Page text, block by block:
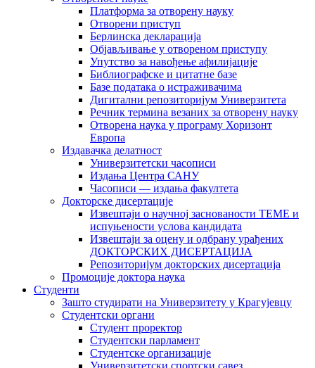
Платформа за отворену науку
Отворени приступ
Берлинска декларација
Објављивање у отвореном приступу
Упутство за навођење афилијације
Библиографске и цитатне базе
Базе података о истраживачима
Дигитални репозиторијум Универзитета
Рeчник термина везаних за отворену науку
Отворена наука у програму Хоризонт
Европа
Издавачка делатност
Универзитетски часописи
Издања Центра САНУ
Часописи — издања факултета
Докторске дисертације
Извештаји о научној заснованости ТЕМЕ и
испуњености услова кандидата
Извештаји за оцену и одбрану урађених
ДОКТОРСКИХ ДИСЕРТАЦИЈА
Репозиторијум докторских дисертација
Промоције доктора наука
Студенти
Зашто студирати на Универзитету у Крагујевцу
Студентски органи
Студент проректор
Студентски парламент
Студентске организације
Универзитетски спортски савез